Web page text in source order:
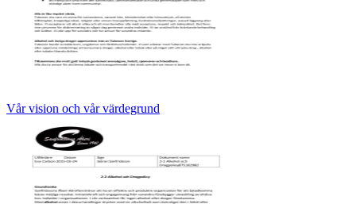
Vår vision och vår värdegrund